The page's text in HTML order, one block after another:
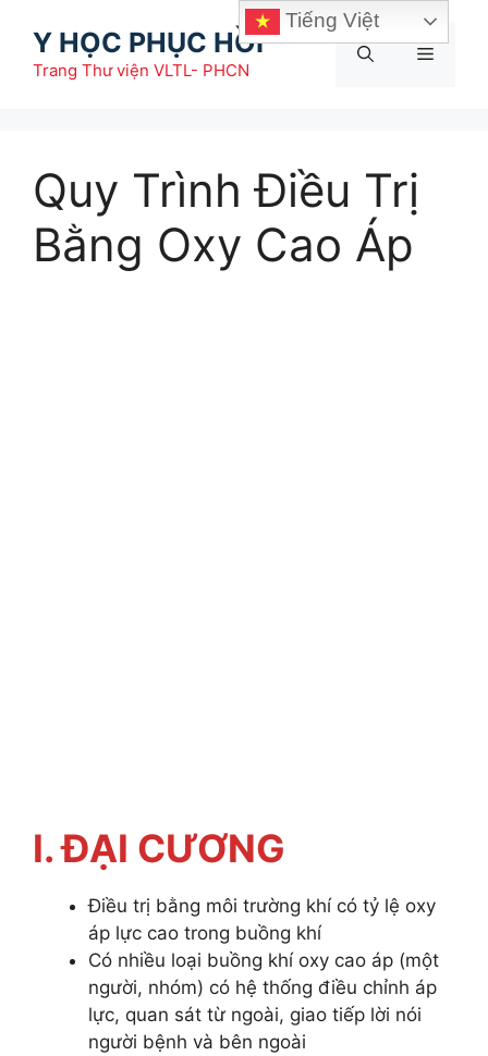
Y HỌC PHỤC HỒI
Trang Thư viện VLTL- PHCN
Menu
Quy Trình Điều Trị
Bằng Oxy Cao Áp
I. ĐẠI CƯƠNG
Điều trị bằng môi trường khí có tỷ lệ oxy
áp lực cao trong buồng khí
Có nhiều loại buồng khí oxy cao áp (một
người, nhóm) có hệ thống điều chỉnh áp
lực, quan sát từ ngoài, giao tiếp lời nói
người bệnh và bên ngoài
Tiếng Việt